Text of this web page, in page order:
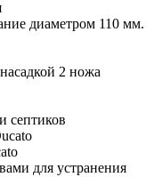
диаметром 110 мм.
2 ножа
септиков
для устранения